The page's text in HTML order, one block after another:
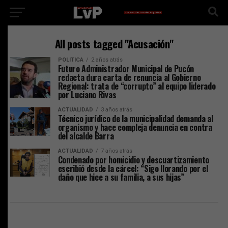
All posts tagged "Acusación"
POLITICA 2 años atrás
Futuro Administrador Municipal de Pucón
redacta dura carta de renuncia al Gobierno
Regional: trata de “corrupto” al equipo liderado
por Luciano Rivas
ACTUALIDAD 3 años atrás
Técnico jurídico de la municipalidad demanda al
organismo y hace compleja denuncia en contra
del alcalde Barra
ACTUALIDAD 7 años atrás
Condenado por homicidio y descuartizamiento
escribió desde la cárcel: “Sigo llorando por el
daño que hice a su familia, a sus hijas”